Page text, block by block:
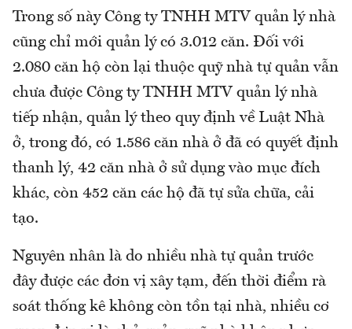
Trong số này Công ty TNHH MTV quản lý nhà
cũng chỉ mới quản lý có 3.012 căn. Đối với
2.080 căn hộ còn lại thuộc quỹ nhà tự quản vẫn
chưa được Công ty TNHH MTV quản lý nhà
tiếp nhận, quản lý theo quy định về Luật Nhà
ở, trong đó, có 1.586 căn nhà ở đã có quyết định
thanh lý, 42 căn nhà ở sử dụng vào mục đích
khác, còn 452 căn các hộ đã tự sửa chữa, cải
tạo.
Nguyên nhân là do nhiều nhà tự quản trước
đây được các đơn vị xây tạm, đến thời điểm rà
soát thống kê không còn tồn tại nhà, nhiều cơ